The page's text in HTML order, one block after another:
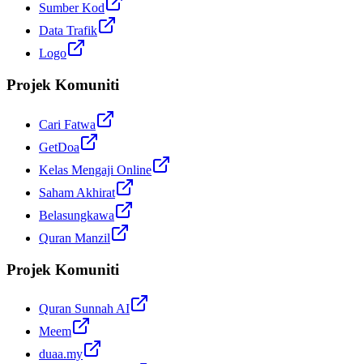
Sumber Kod
Data Trafik
Logo
Projek Komuniti
Cari Fatwa
GetDoa
Kelas Mengaji Online
Saham Akhirat
Belasungkawa
Quran Manzil
Projek Komuniti
Quran Sunnah AI
Meem
duaa.my